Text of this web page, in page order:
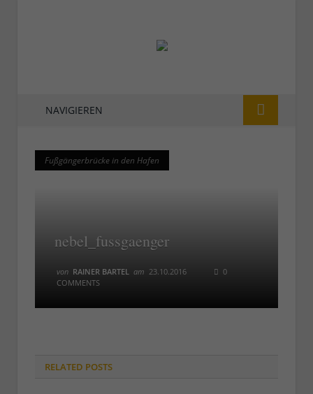
NAVIGIEREN
Fußgängerbrücke in den Hafen
nebel_fussgaenger
von RAINER BARTEL am 23.10.2016
0
COMMENTS
Fußgängerbrücke in den Hafen
RELATED POSTS